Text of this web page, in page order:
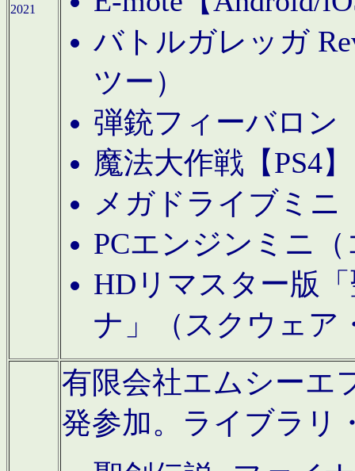
2021
バトルガレッガ
ツー）
弾銃フィーバロン
魔法大作戦【PS4
メガドライブミニ
PCエンジンミニ
HDリマスター版
ナ」（スクウェア
有限会社エムシーエ
発参加。ライブラリ